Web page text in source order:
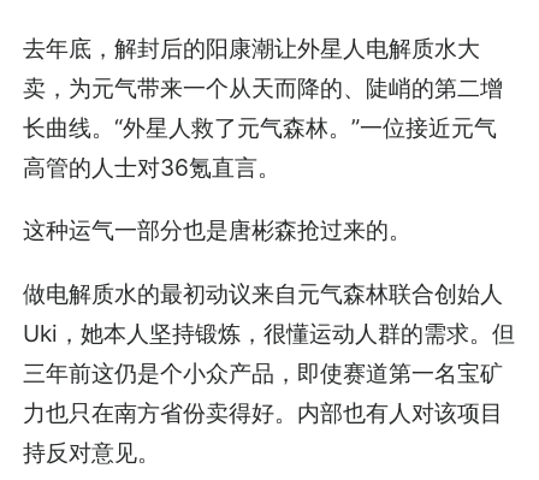
去年底，解封后的阳康潮让外星人电解质水大
卖，为元气带来一个从天而降的、陡峭的第二增
长曲线。“外星人救了元气森林。”一位接近元气
高管的人士对36氪直言。
这种运气一部分也是唐彬森抢过来的。
做电解质水的最初动议来自元气森林联合创始人
Uki，她本人坚持锻炼，很懂运动人群的需求。但
三年前这仍是个小众产品，即使赛道第一名宝矿
力也只在南方省份卖得好。内部也有人对该项目
持反对意见。